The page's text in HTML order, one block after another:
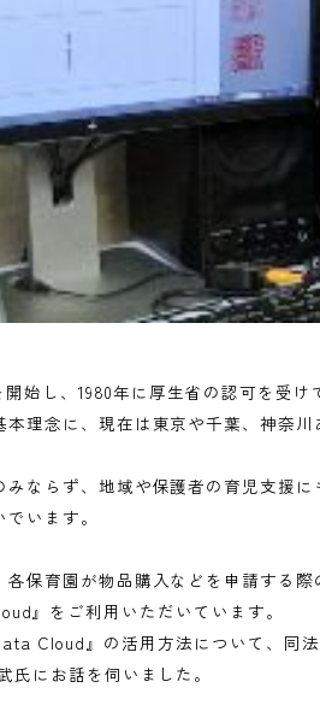
基本理念に、現在は東京や千葉
のみならず、地域や保護者の育